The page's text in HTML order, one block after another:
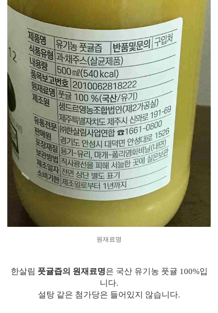
원재료명
한살림 풋귤즙의 원재료명은 국산 유기농 풋귤 100%입
니다.
설탕 같은 첨가당은 들어있지 않습니다.